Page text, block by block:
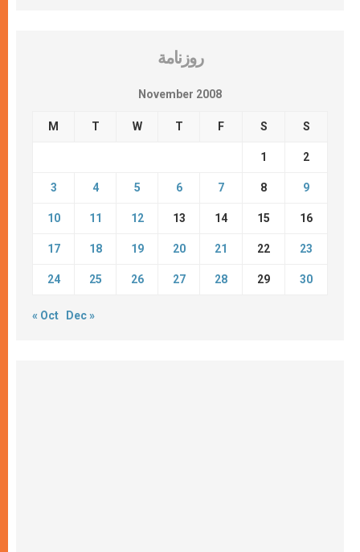
روزنامة
November 2008
M T W T F S S
1 2
3 4 5 6 7 8 9
10 11 12 13 14 15 16
17 18 19 20 21 22 23
24 25 26 27 28 29 30
« Oct Dec »